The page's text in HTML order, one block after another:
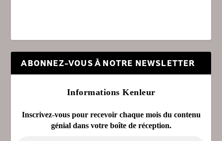
ABONNEZ-VOUS À NOTRE NEWSLETTER
Informations Kenleur
Inscrivez-vous pour recevoir chaque mois du contenu
génial dans votre boîte de réception.